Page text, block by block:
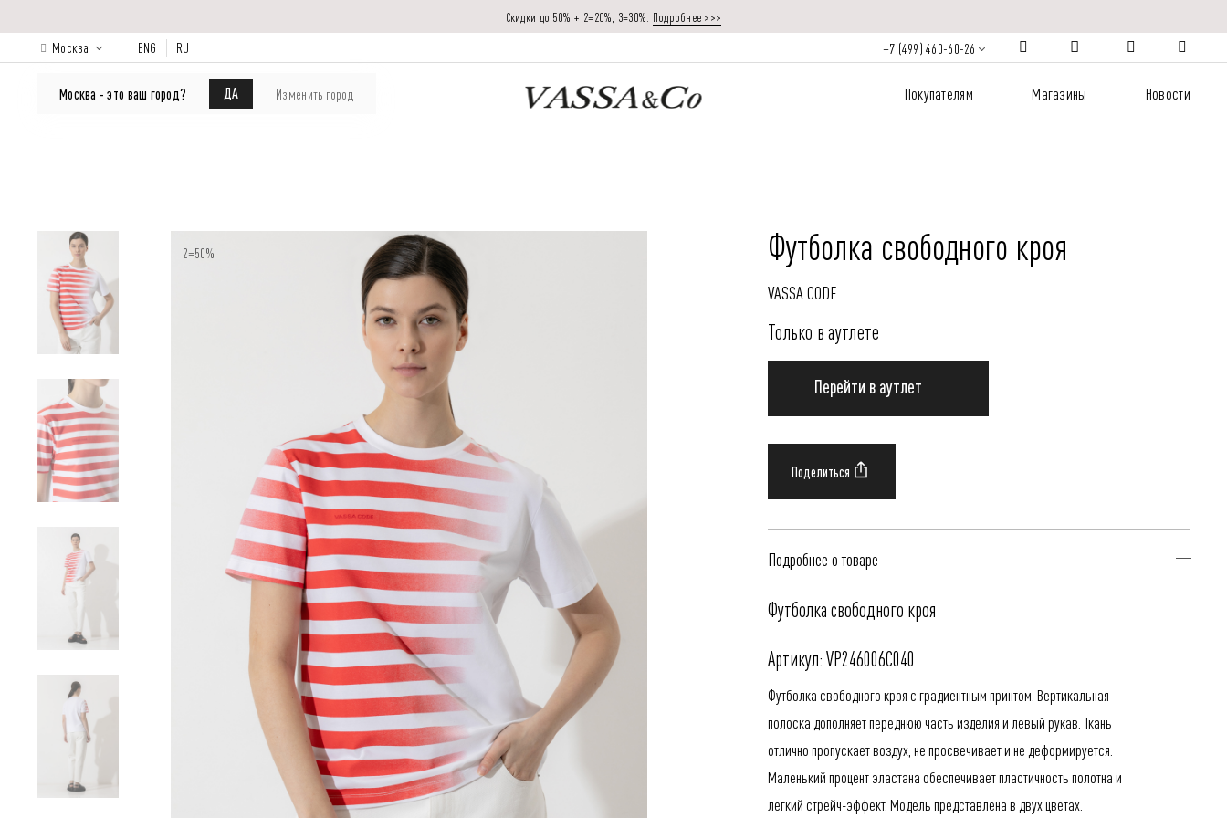
Скидки до 50% + 2=20%, 3=30%. Подробнее >>>
Москва
Москва - это ваш город? ДА Изменить город
ENG RU +7 (499) 460-60-26
КАТАЛОГ Лукбук О бренде Покупателям Магазины Новости
2=50% Футболка свободного кроя
VASSA CODE
Только в аутлете
Перейти в аутлет
Подробнее о товаре
Футболка свободного кроя
Артикул: VP246006C040
Футболка свободного кроя с градиентным принтом. Вертикальная
полоска дополняет переднюю часть изделия и левый рукав. Ткань
отлично пропускает воздух, не просвечивает и не деформируется.
Маленький процент эластана обеспечивает пластичность полотна и
легкий стрейч-эффект. Модель представлена в двух цветах.